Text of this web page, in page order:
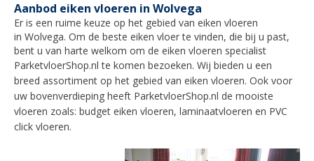
Aanbod eiken vloeren in Wolvega
Er is een ruime keuze op het gebied van eiken vloeren
in Wolvega. Om de beste eiken vloer te vinden, die bij u past,
bent u van harte welkom om de eiken vloeren specialist
ParketvloerShop.nl te komen bezoeken. Wij bieden u een
breed assortiment op het gebied van eiken vloeren. Ook voor
uw bovenverdieping heeft ParketvloerShop.nl de mooiste
vloeren zoals: budget eiken vloeren, laminaatvloeren en PVC
click vloeren.